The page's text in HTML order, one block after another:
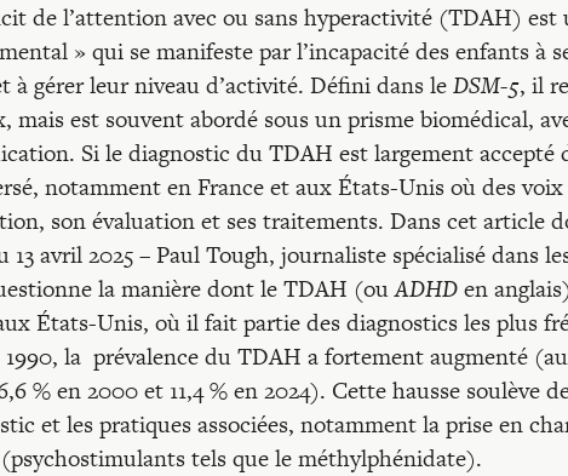
de l’attention avec ou sans hyperactivité (TDAH)
» qui se manifeste par l’incapacité des enfants à
à gérer leur niveau d’activité. Défini dans leDSM-5, il
mais est souvent abordé sous un prisme biomédical,
Si le diagnostic du TDAH est largement accepté
notamment en France et aux États-Unis où des
son évaluation et ses traitements. Dans cet article
13 avril 2025 – Paul Tough, journaliste spécialisé dans
la manière dont le TDAH (ouADHDen
États-Unis, où il fait partie des diagnostics les plus
1990, la prévalence du TDAH a fortement augmenté
% en 2000 et 11,4 % en 2024). Cette hausse soulève
et les pratiques associées, notamment la prise en
tels que le méthylphénidate).